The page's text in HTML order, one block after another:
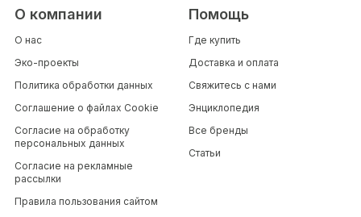
О компании
О нас
Эко-проекты
Политика обработки данных
Соглашение о файлах Cookie
Согласие на обработку
персональных данных
Согласие на рекламные
рассылки
Правила пользования сайтом
Помощь
Где купить
Доставка и оплата
Свяжитесь с нами
Энциклопедия
Все бренды
Статьи